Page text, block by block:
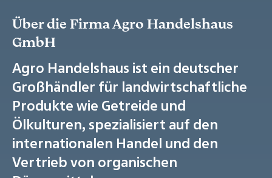
Über die Firma Agro Handelshaus
GmbH
Agro Handelshaus ist ein deutscher
Großhändler für landwirtschaftliche
Produkte wie Getreide und
Ölkulturen, spezialisiert auf den
internationalen Handel und den
Vertrieb von organischen